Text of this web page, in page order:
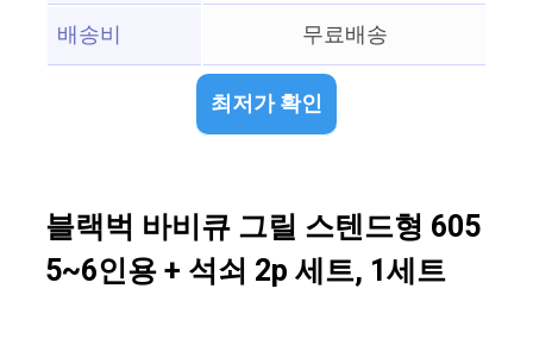
배송비
무료배송
최저가 확인
블랙벅 바비큐 그릴 스텐드형 605
5~6인용 + 석쇠 2p 세트, 1세트